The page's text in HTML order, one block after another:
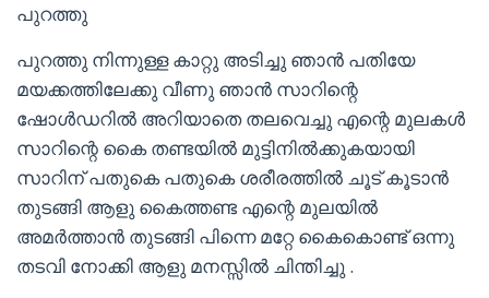
പുറത്തു
പുറത്തു നിന്നുള്ള കാറ്റു അടിച്ചു ഞാൻ പതിയേ
മയക്കത്തിലേക്കു വീണു ഞാൻ സാറിന്റെ
ഷോൾഡറിൽ അറിയാതെ തലവെച്ചു എന്റെ മുലകൾ
സാറിന്റെ കൈ തണ്ടയിൽ മുട്ടിനിൽക്കുകയായി
സാറിന് പതുകെ പതുകെ ശരീരത്തിൽ ചൂട് കൂടാൻ
തുടങ്ങി ആളു കൈത്തണ്ട എന്റെ മുലയിൽ
അമർത്താൻ തുടങ്ങി പിന്നെ മറ്റേ കൈകൊണ്ട് ഒന്നു
തടവി നോക്കി ആളു മനസ്സിൽ ചിന്തിച്ചു .